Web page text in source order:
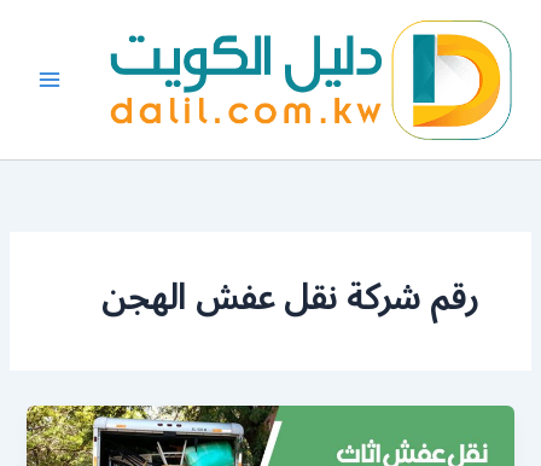
المحتوى
رقم شركة نقل عفش الهجن